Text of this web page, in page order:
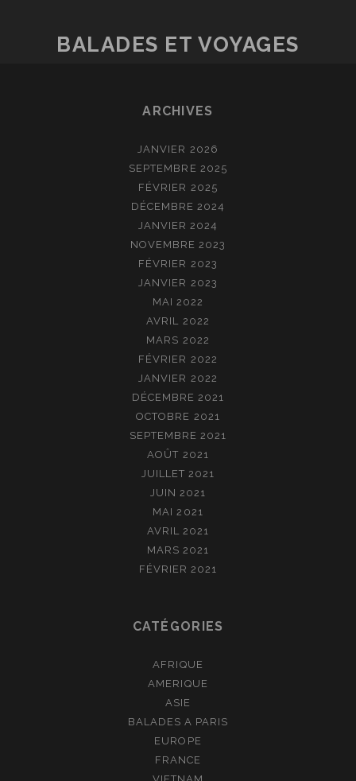
BALADES ET VOYAGES
ARCHIVES
JANVIER 2026
SEPTEMBRE 2025
FÉVRIER 2025
DÉCEMBRE 2024
JANVIER 2024
NOVEMBRE 2023
FÉVRIER 2023
JANVIER 2023
MAI 2022
AVRIL 2022
MARS 2022
FÉVRIER 2022
JANVIER 2022
DÉCEMBRE 2021
OCTOBRE 2021
SEPTEMBRE 2021
AOÛT 2021
JUILLET 2021
JUIN 2021
MAI 2021
AVRIL 2021
MARS 2021
FÉVRIER 2021
CATÉGORIES
AFRIQUE
AMERIQUE
ASIE
BALADES A PARIS
EUROPE
FRANCE